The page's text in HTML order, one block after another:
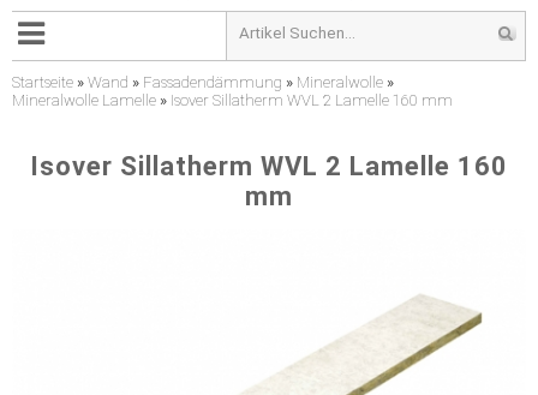
Startseite » Wand » Fassadendämmung » Mineralwolle »
Mineralwolle Lamelle » Isover Sillatherm WVL 2 Lamelle 160 mm
Isover Sillatherm WVL 2 Lamelle 160
mm